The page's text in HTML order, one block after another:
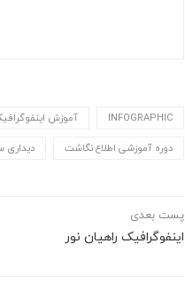
INFOGRAPHIC آموزش
دوره آموزشی اطلاع نگاشت دیداری
پست بعدی
اینفوگرافیک راهیان نور